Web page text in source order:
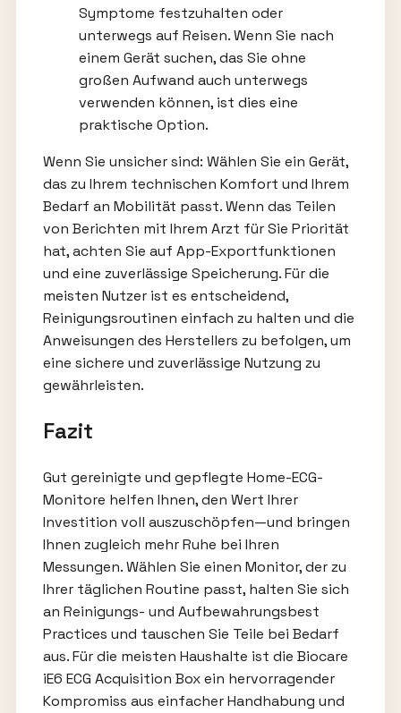
Symptome festzuhalten oder
unterwegs auf Reisen. Wenn Sie nach
einem Gerät suchen, das Sie ohne
großen Aufwand auch unterwegs
verwenden können, ist dies eine
praktische Option.
Wenn Sie unsicher sind: Wählen Sie ein Gerät,
das zu Ihrem technischen Komfort und Ihrem
Bedarf an Mobilität passt. Wenn das Teilen
von Berichten mit Ihrem Arzt für Sie Priorität
hat, achten Sie auf App-Exportfunktionen
und eine zuverlässige Speicherung. Für die
meisten Nutzer ist es entscheidend,
Reinigungsroutinen einfach zu halten und die
Anweisungen des Herstellers zu befolgen, um
eine sichere und zuverlässige Nutzung zu
gewährleisten.
Fazit
Gut gereinigte und gepflegte Home-ECG-
Monitore helfen Ihnen, den Wert Ihrer
Investition voll auszuschöpfen—und bringen
Ihnen zugleich mehr Ruhe bei Ihren
Messungen. Wählen Sie einen Monitor, der zu
Ihrer täglichen Routine passt, halten Sie sich
an Reinigungs- und Aufbewahrungsbest
Practices und tauschen Sie Teile bei Bedarf
aus. Für die meisten Haushalte ist die Biocare
iE6 ECG Acquisition Box ein hervorragender
Kompromiss aus einfacher Handhabung und